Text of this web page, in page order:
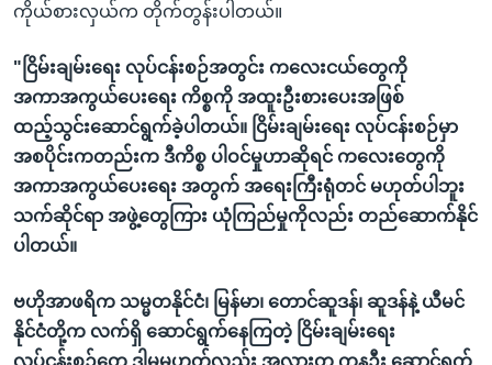
ကိုယ်စားလှယ်က တိုက်တွန်းပါတယ်။
"ငြိမ်းချမ်းရေး လုပ်ငန်းစဉ်အတွင်း ကလေးငယ်တွေကို
အကာအကွယ်ပေးရေး ကိစ္စကို အထူးဦးစားပေးအဖြစ်
ထည့်သွင်းဆောင်ရွက်ခဲ့ပါတယ်။ ငြိမ်းချမ်းရေး လုပ်ငန်းစဉ်မှာ
အစပိုင်းကတည်းက ဒီကိစ္စ ပါဝင်မှုဟာဆိုရင် ကလေးတွေကို
အကာအကွယ်ပေးရေး အတွက် အရေးကြီးရုံတင် မဟုတ်ပါဘူး
သက်ဆိုင်ရာ အဖွဲ့တွေကြား ယုံကြည်မှုကိုလည်း တည်ဆောက်နိုင်
ပါတယ်။
ဗဟိုအာဖရိက သမ္မတနိုင်ငံ၊ မြန်မာ၊ တောင်ဆူဒန်၊ ဆူဒန်နဲ့ ယီမင်
နိုင်ငံတို့က လက်ရှိ ဆောင်ရွက်နေကြတဲ့ ငြိမ်းချမ်းရေး
လုပ်ငန်းစဉ်တွေ ဒါမှမဟုတ်လည်း အလားတူ ကနဦး ဆောင်ရွက်